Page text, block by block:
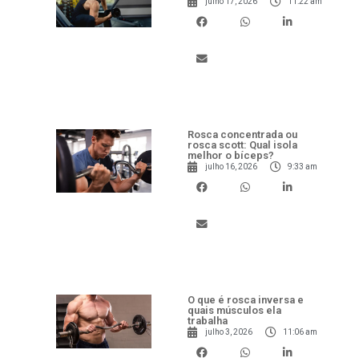
Rosca concentrada ou
rosca scott: Qual isola
melhor o bíceps?
julho 16, 2026 9:33 am
O que é rosca inversa e
quais músculos ela
trabalha
julho 3, 2026 11:06 am